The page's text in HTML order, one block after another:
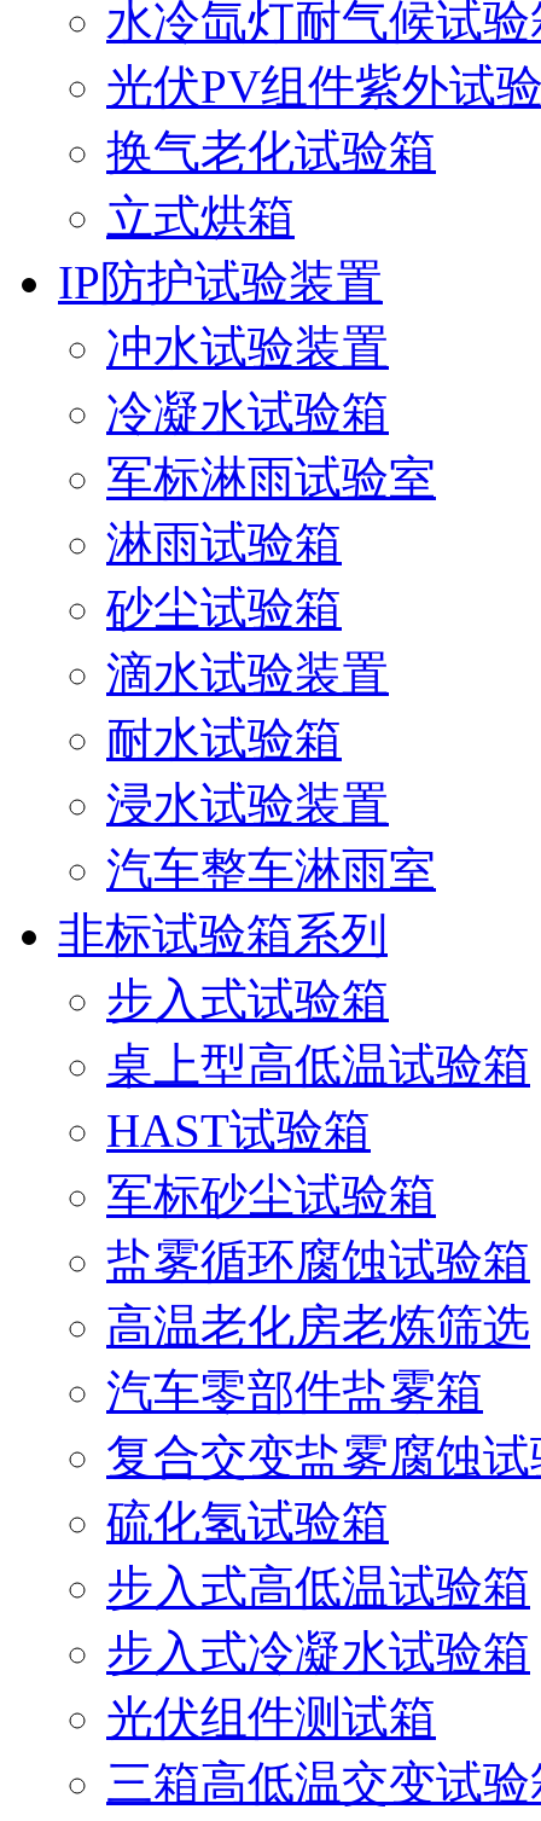
水冷氙灯耐气候试验
光伏PV组件紫外试
换气老化试验箱
立式烘箱
IP防护试验装置
冲水试验装置
冷凝水试验箱
军标淋雨试验室
淋雨试验箱
砂尘试验箱
滴水试验装置
耐水试验箱
浸水试验装置
汽车整车淋雨室
非标试验箱系列
步入式试验箱
桌上型高低温试验箱
HAST试验箱
军标砂尘试验箱
盐雾循环腐蚀试验箱
高温老化房老炼筛选
汽车零部件盐雾箱
复合交变盐雾腐蚀
硫化氢试验箱
步入式高低温试验箱
步入式冷凝水试验箱
光伏组件测试箱
三箱高低温交变试验